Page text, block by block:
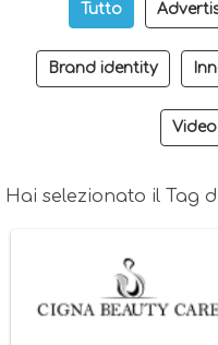
Tutto
Brand identity
Video
Hai selezionato il Tag